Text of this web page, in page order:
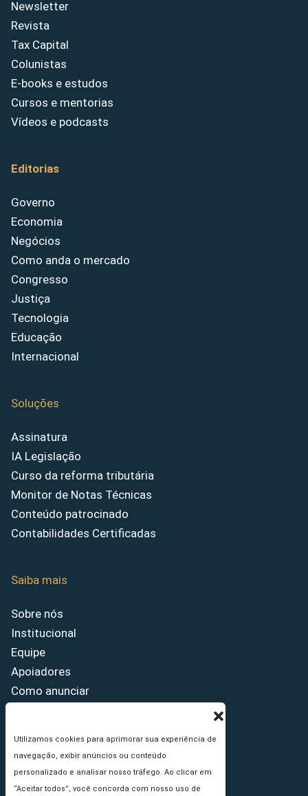
Utilizamos cookies para aprimorar sua experiência de
navegação, exibir anúncios ou conteúdo
personalizado e analisar nosso tráfego. Ao clicar em
“Aceitar todos”, você concorda com nosso uso de
Newsletter
Revista
Tax Capital
Colunistas
E-books e estudos
Cursos e mentorias
Vídeos e podcasts
Editorias
Governo
Economia
Negócios
Como anda o mercado
Congresso
Justiça
Tecnologia
Educação
Internacional
Soluções
Assinatura
IA Legislação
Curso da reforma tributária
Monitor de Notas Técnicas
Conteúdo patrocinado
Contabilidades Certificadas
Saiba mais
Sobre nós
Institucional
Equipe
Apoiadores
Como anunciar
Princípios Editoriais